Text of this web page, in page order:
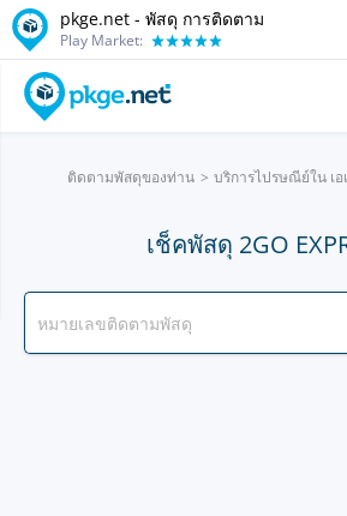
pkge.net - พัสดุ การติดตาม
Play Market:
ติดตามพัสดุของท่าน บริการไปรษณีย์ใน เอ
เช็คพัสดุ 2GO